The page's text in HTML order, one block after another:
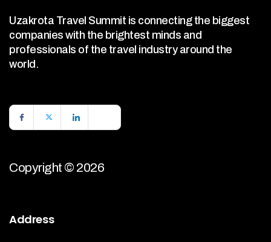
Uzakrota Travel Summit is connecting the biggest
companies with the brightest minds and
professionals of the travel industry around the
world.
Copyright © 2026
Address